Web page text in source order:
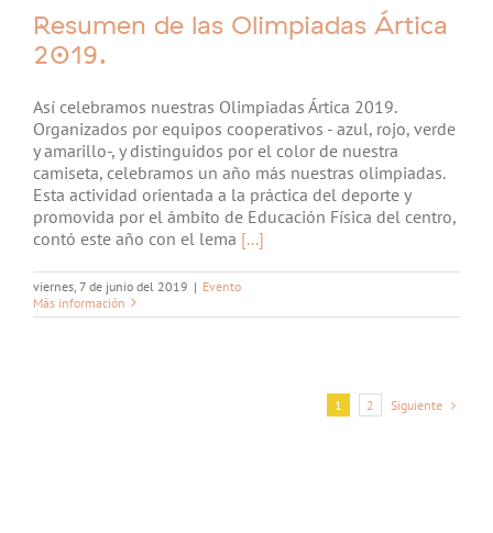
Resumen de las Olimpiadas Ártica
2019.
Así celebramos nuestras Olimpiadas Ártica 2019.
Organizados por equipos cooperativos - azul, rojo, verde
y amarillo-, y distinguidos por el color de nuestra
camiseta, celebramos un año más nuestras olimpiadas.
Esta actividad orientada a la práctica del deporte y
promovida por el ámbito de Educación Física del centro,
contó este año con el lema [...]
viernes, 7 de junio del 2019 | Evento
Más información
1 2 Siguiente